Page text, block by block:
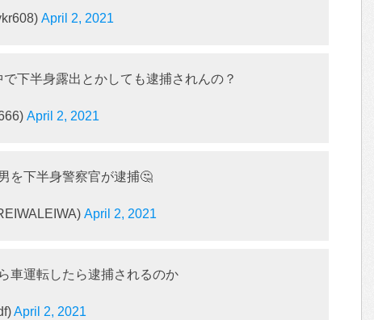
April 2, 2021
下半身露出とかしても逮捕されんの？
April 2, 2021
を下半身警察官が逮捕🤔
April 2, 2021
車運転したら逮捕されるのか
April 2, 2021